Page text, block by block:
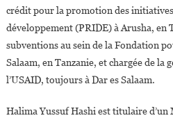
crédit pour la promotion des
développement (PRIDE) à Arusha, en
subventions au sein de la Fondation
Salaam, en Tanzanie, et chargée de la
l’USAID, toujours à Dar es Salaam.
Halima Yussuf Hashi est titulaire d’un